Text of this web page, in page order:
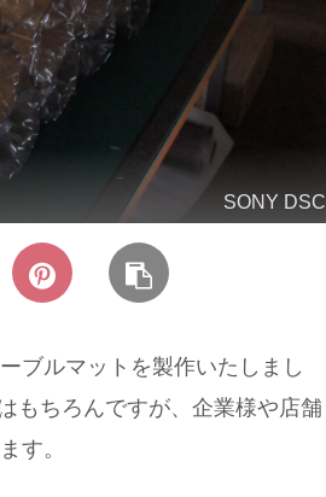
SONY DSC
ブルマットを製作いたしまし
もちろんですが、企業様や店舗
す。